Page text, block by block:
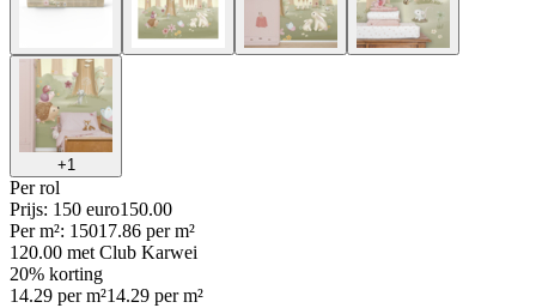
+1
Per rol
Prijs: 150 euro150.00
Per m²: 15017.86 per m²
120.00 met Club Karwei
20% korting
14.29 per m²14.29 per m²